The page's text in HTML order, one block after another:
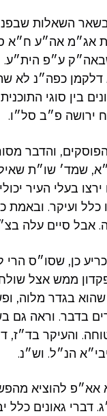
בשאר השאלות
אג״מ אה״ע
ע״פ הית״ע.
כפה״נ לא
בין סוגי
ירושה פ״ב סל״ו.
והדבר
שמד׳ שו״ת
בעלי העיר
ועיקר. ובאמת
אבל סיים עלה
כן, שסו״ס הרי
ממש אצל שולחני
בגדר מלוה,
בדבר. וראה גם
והעיקר בד״ז,
הנ״ל. וש״נ.
אא״פ להוציא
גאונים כלל